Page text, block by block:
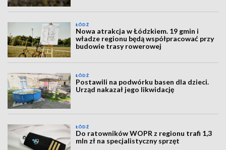
ŁÓDŹ
Nowa atrakcja w Łódzkiem. 19 gmin i
władze regionu będą współpracować przy
budowie trasy rowerowej
ŁÓDŹ
Postawili na podwórku basen dla dzieci.
Urząd nakazał jego likwidację
ŁÓDŹ
Do ratowników WOPR z regionu trafi 1,3
mln zł na specjalistyczny sprzęt